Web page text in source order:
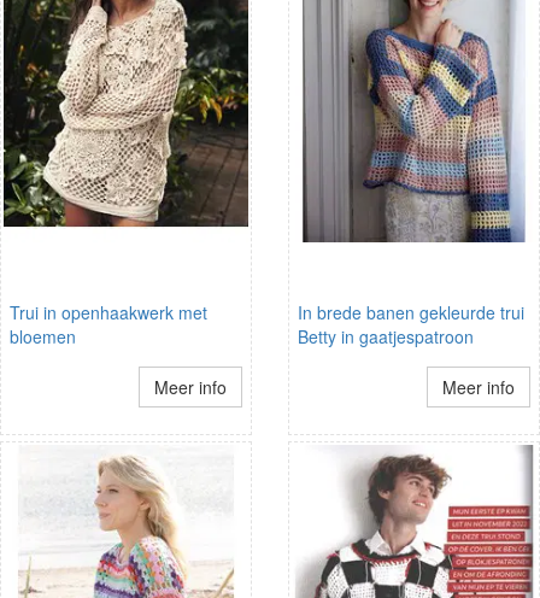
Trui in openhaakwerk met
bloemen
Meer info
In brede banen gekleurde trui
Betty in gaatjespatroon
Meer info